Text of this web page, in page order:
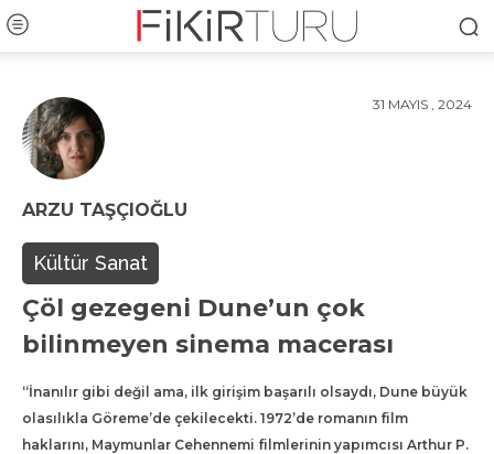
31 MAYIS , 2024
ARZU TAŞÇIOĞLU
Kültür Sanat
Çöl gezegeni Dune’un çok
bilinmeyen sinema macerası
“İnanılır gibi değil ama, ilk girişim başarılı olsaydı, Dune büyük
olasılıkla Göreme’de çekilecekti. 1972’de romanın film
haklarını, Maymunlar Cehennemi filmlerinin yapımcısı Arthur P.